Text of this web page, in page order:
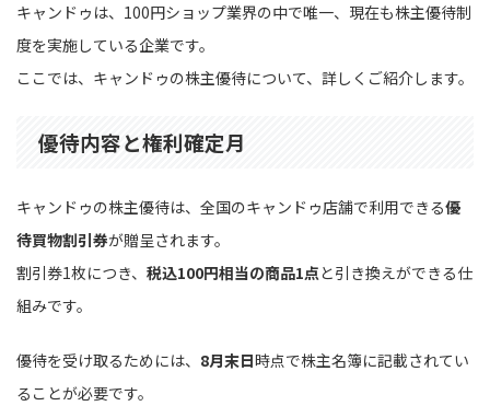
キャンドゥは、100円ショップ業界の中で唯一、現在も株主優待制
度を実施している企業です。
ここでは、キャンドゥの株主優待について、詳しくご紹介します。
優待内容と権利確定月
キャンドゥの株主優待は、全国のキャンドゥ店舗で利用できる優
待買物割引券が贈呈されます。
割引券1枚につき、 税込100円相当の商品1点と引き換えができる仕
組みです。
優待を受け取るためには、 8月末日時点で株主名簿に記載されてい
ることが必要です。